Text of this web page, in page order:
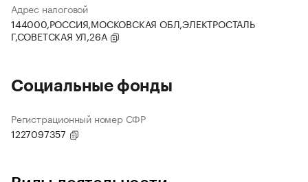
Адрес налоговой
144000,РОССИЯ,МОСКОВСКАЯ ОБЛ,ЭЛЕКТРОСТАЛЬ
Г,СОВЕТСКАЯ УЛ,26А
Социальные фонды
Регистрационный номер СФР
1227097357